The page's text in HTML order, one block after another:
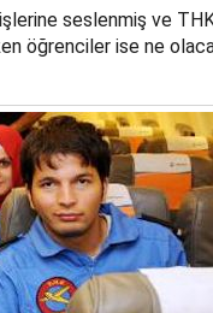
seslenmiş ve
öğrenciler ise ne